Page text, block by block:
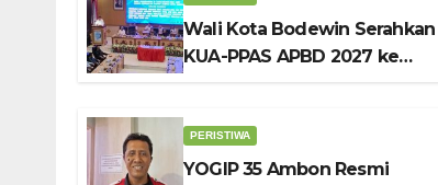
Wali Kota Bodewin Serahkan
KUA-PPAS APBD 2027 ke
PERISTIWA
YOGIP 35 Ambon Resmi